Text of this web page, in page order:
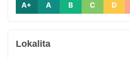
A+ A B C D
Lokalita